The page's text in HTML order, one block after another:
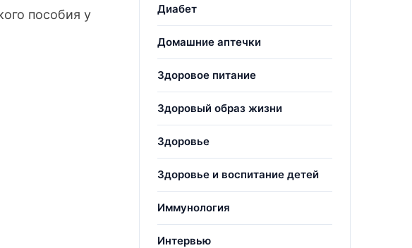
пособия у
Диабет
Домашние аптечки
Здоровое питание
Здоровый образ жизни
Здоровье
Здоровье и воспитание детей
Иммунология
Интервью